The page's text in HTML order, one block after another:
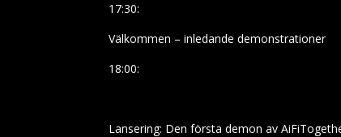
17:30:
Välkommen – inledande demonstrationer
18:00:
Lansering: Den första demon av